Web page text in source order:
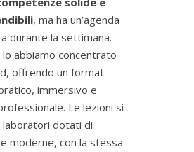
, ma ha un’agenda
durante la settimana.
abbiamo concentrato
offrendo un format
immersivo e
Le lezioni si
laboratori dotati di
moderne, con la stessa